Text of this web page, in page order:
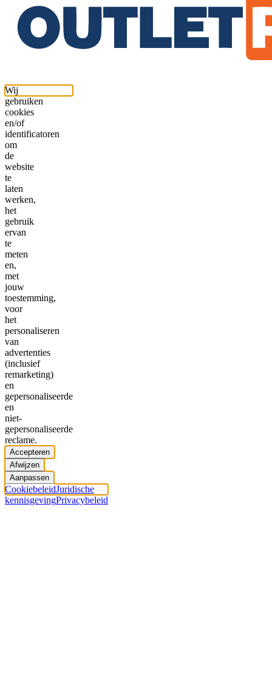
Wij
gebruiken
cookies
en/of
identificatoren
om
de
website
te
laten
werken,
het
gebruik
ervan
te
meten
en,
met
jouw
toestemming,
voor
het
personaliseren
van
advertenties
(inclusief
remarketing)
en
gepersonaliseerde
en
niet-
gepersonaliseerde
reclame.
Accepteren
Afwijzen
Aanpassen
CookiebeleidJuridische
kennisgevingPrivacybeleid